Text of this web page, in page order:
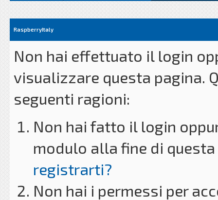
RaspberryItaly
Non hai effettuato il login
visualizzare questa pagina.
seguenti ragioni:
Non hai fatto il login
modulo alla fine di
registrarti?
Non hai i permessi per